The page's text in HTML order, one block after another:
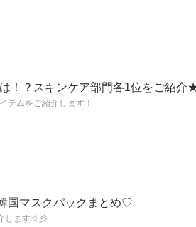
！？スキンケア部門各1位をご紹介
テムをご紹介します！
国マスクパックまとめ♡
します☆彡